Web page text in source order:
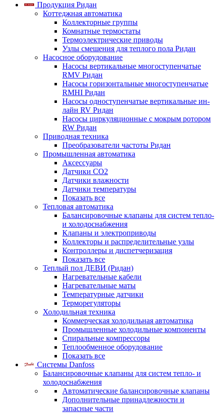
Продукция Ридан
Коттеджная автоматика
Коллекторные группы
Комнатные термостаты
Термоэлектрические приводы
Узлы смешения для теплого пола Ридан
Насосное оборудование
Насосы вертикальные многоступенчатые
RMV Ридан
Насосы горизонтальные многоступенчатые
RMHI Ридан
Насосы одноступенчатые вертикальные ин-
лайн RV Ридан
Насосы циркуляционные с мокрым ротором
RW Ридан
Приводная техника
Преобразователи частоты Ридан
Промышленная автоматика
Аксессуары
Датчики CO2
Датчики влажности
Датчики температуры
Показать все
Тепловая автоматика
Балансировочные клапаны для систем тепло-
и холодоснабжения
Клапаны и электроприводы
Коллекторы и распределительные узлы
Контроллеры и диспетчеризация
Показать все
Теплый пол ДЕВИ (Ридан)
Нагревательные кабели
Нагревательные маты
Температурные датчики
Терморегуляторы
Холодильная техника
Коммерческая холодильная автоматика
Промышленные холодильные компоненты
Спиральные компрессоры
Теплообменное оборудование
Показать все
Системы Danfoss
Балансировочные клапаны для систем тепло- и
холодоснабжения
Автоматические балансировочные клапаны
Дополнительные принадлежности и
запасные части